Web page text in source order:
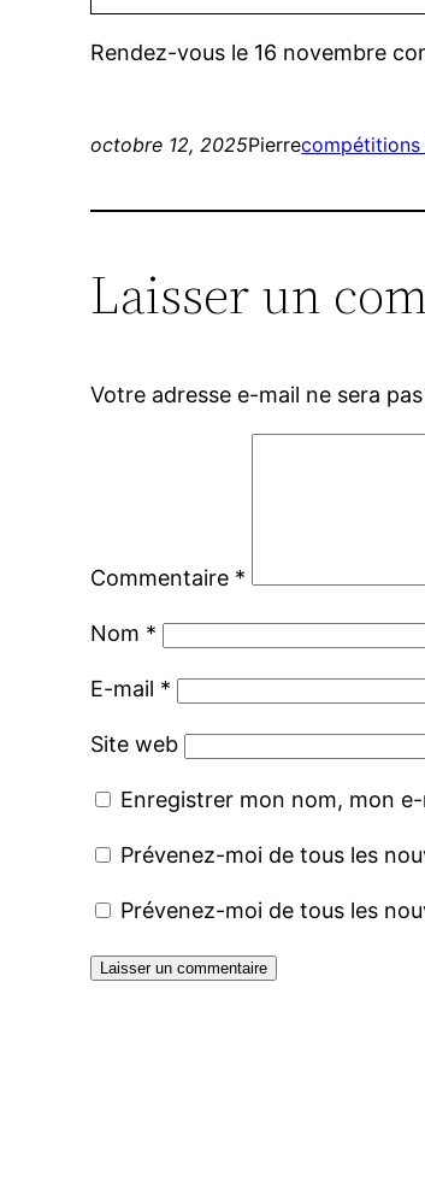
Rendez-vous le 16 novembre
octobre 12, 2025Pierrecompétitions
Laisser un
Votre adresse e-mail ne sera
Commentaire *
Nom *
E-mail *
Site web
Enregistrer mon nom, mon
Prévenez-moi de tous les
Prévenez-moi de tous les